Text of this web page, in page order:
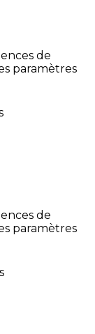
de
paramètres
de
paramètres